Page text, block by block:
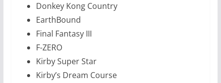
Donkey Kong Country
EarthBound
Final Fantasy III
F-ZERO
Kirby Super Star
Kirby’s Dream Course